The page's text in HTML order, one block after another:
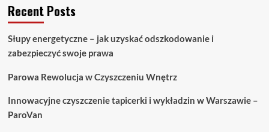
Recent Posts
Słupy energetyczne – jak uzyskać odszkodowanie i
zabezpieczyć swoje prawa
Parowa Rewolucja w Czyszczeniu Wnętrz
Innowacyjne czyszczenie tapicerki i wykładzin w Warszawie –
ParoVan